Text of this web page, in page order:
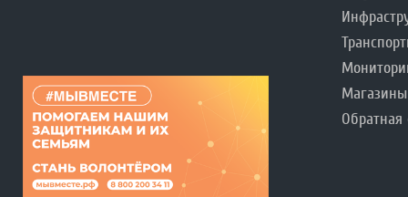
Магазины
Обратная